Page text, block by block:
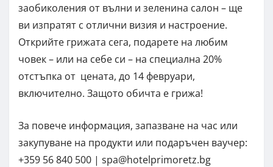
заобиколения от вълни и зеленина салон – ще
ви изпратят с отлични визия и настроение.
Открийте грижата сега, подарете на любим
човек – или на себе си – на специална 20%
отстъпка от цената, до 14 февруари,
включително. Защото обичта е грижа!
За повече информация, запазване на час или
закупуване на продукти или подаръчен ваучер:
+359 56 840 500 | spa@hotelprimoretz.bg